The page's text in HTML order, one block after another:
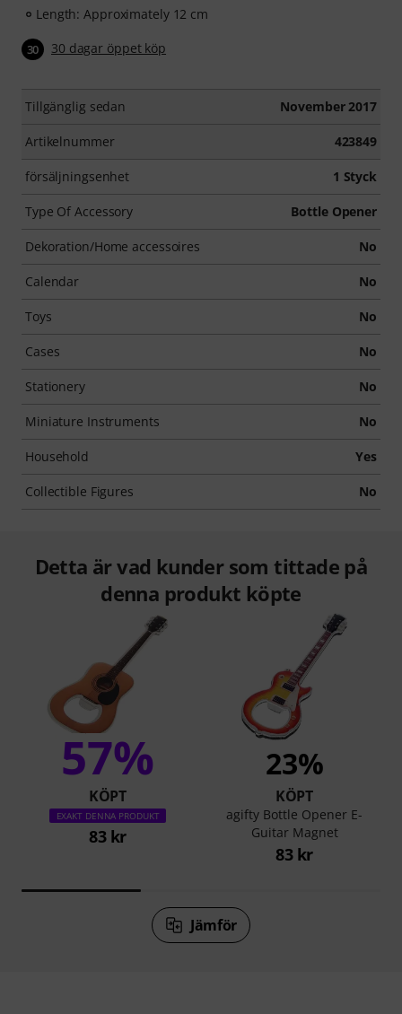
Length: Approximately 12 cm
30 30 dagar öppet köp
Tillgänglig sedan November 2017
Artikelnummer 423849
försäljningsenhet 1 Styck
Type Of Accessory Bottle Opener
Dekoration/Home accessoires No
Calendar No
Toys No
Cases No
Stationery No
Miniature Instruments No
Household Yes
Collectible Figures No
Detta är vad kunder som tittade på
denna produkt köpte
57%
KÖPT
EXAKT DENNA PRODUKT
83 kr
23%
KÖPT
agifty Bottle Opener E-
Guitar Magnet
83 kr
Jämför